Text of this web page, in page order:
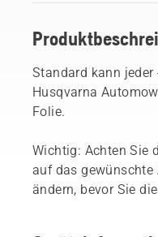
Standard kann jeder
Husqvarna
Folie.
Wichtig: Achten Sie
auf das
ändern, bevor Sie